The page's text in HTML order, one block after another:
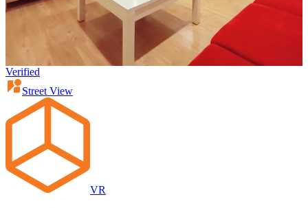
Verified
Street View
VR